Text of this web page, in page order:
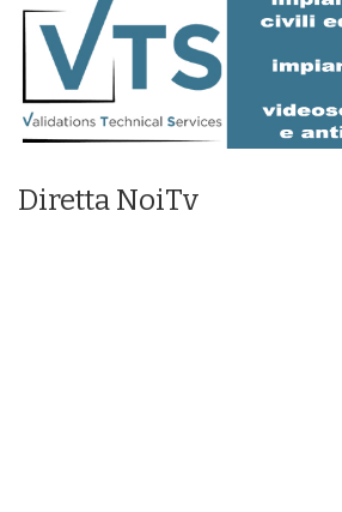
Diretta NoiTv